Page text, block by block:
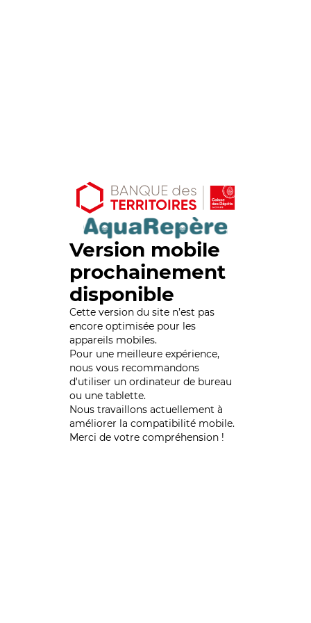
Version mobile
prochainement
disponible
Cette version du site n’est pas
encore optimisée pour les
appareils mobiles.
Pour une meilleure expérience,
nous vous recommandons
d'utiliser un ordinateur de bureau
ou une tablette.
Nous travaillons actuellement à
améliorer la compatibilité mobile.
Merci de votre compréhension !